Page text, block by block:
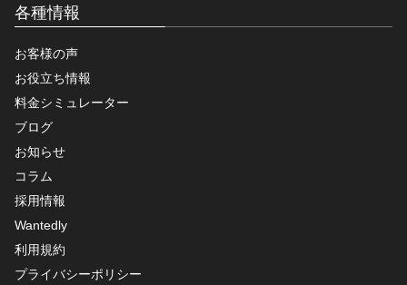
各種情報
お客様の声
お役立ち情報
料金シミュレーター
ブログ
お知らせ
コラム
採用情報
Wantedly
利用規約
プライバシーポリシー